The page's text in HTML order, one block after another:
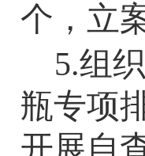
个，立
5.组
瓶专项
开展自